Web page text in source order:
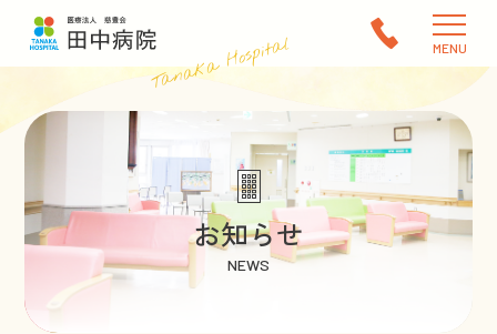
Tanaka Hospital MENU
お知らせ
NEWS